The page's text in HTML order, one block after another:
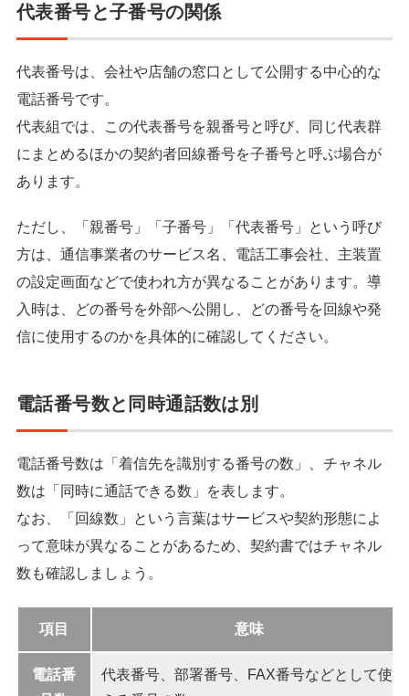
代表番号と子番号の関係
代表番号は、会社や店舗の窓口として公開する中心的な
電話番号です。
代表組では、この代表番号を親番号と呼び、同じ代表群
にまとめるほかの契約者回線番号を子番号と呼ぶ場合が
あります。
ただし、「親番号」「子番号」「代表番号」という呼び
方は、通信事業者のサービス名、電話工事会社、主装置
の設定画面などで使われ方が異なることがあります。導
入時は、どの番号を外部へ公開し、どの番号を回線や発
信に使用するのかを具体的に確認してください。
電話番号数と同時通話数は別
電話番号数は「着信先を識別する番号の数」、チャネル
数は「同時に通話できる数」を表します。
なお、「回線数」という言葉はサービスや契約形態によ
って意味が異なることがあるため、契約書ではチャネル
数も確認しましょう。
項目 意味
電話番
代表番号、部署番号、FAX番号などとして使